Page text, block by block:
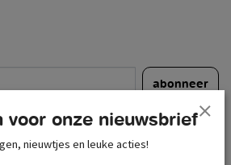
abonneer
voor onze nieuwsbrief
nieuwtjes en leuke acties!